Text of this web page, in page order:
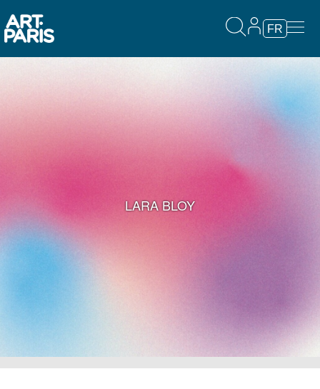
FR
LARA BLOY